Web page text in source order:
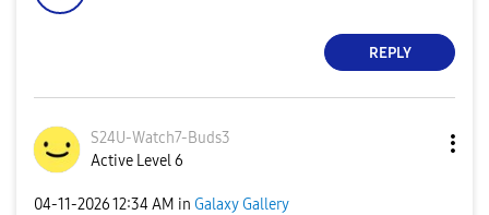
REPLY
S24U-Watch7-Buds3
Active Level 6
‎04-11-202612:34 AM in Galaxy Gallery